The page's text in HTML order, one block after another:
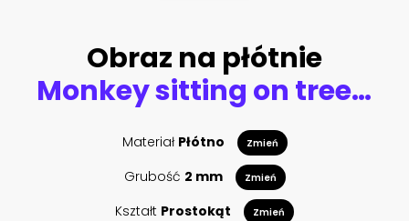
Obraz na płótnie
Monkey sitting on tree branch
Materiał Płótno Zmień
Grubość 2 mm Zmień
Kształt Prostokąt Zmień